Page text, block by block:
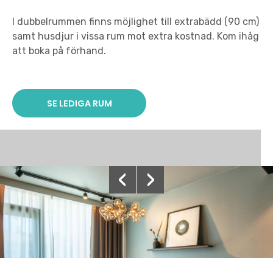
I dubbelrummen finns möjlighet till extrabädd (90 cm)
samt husdjur i vissa rum mot extra kostnad. Kom ihåg
att boka på förhand.
SE LEDIGA RUM
‹ ›